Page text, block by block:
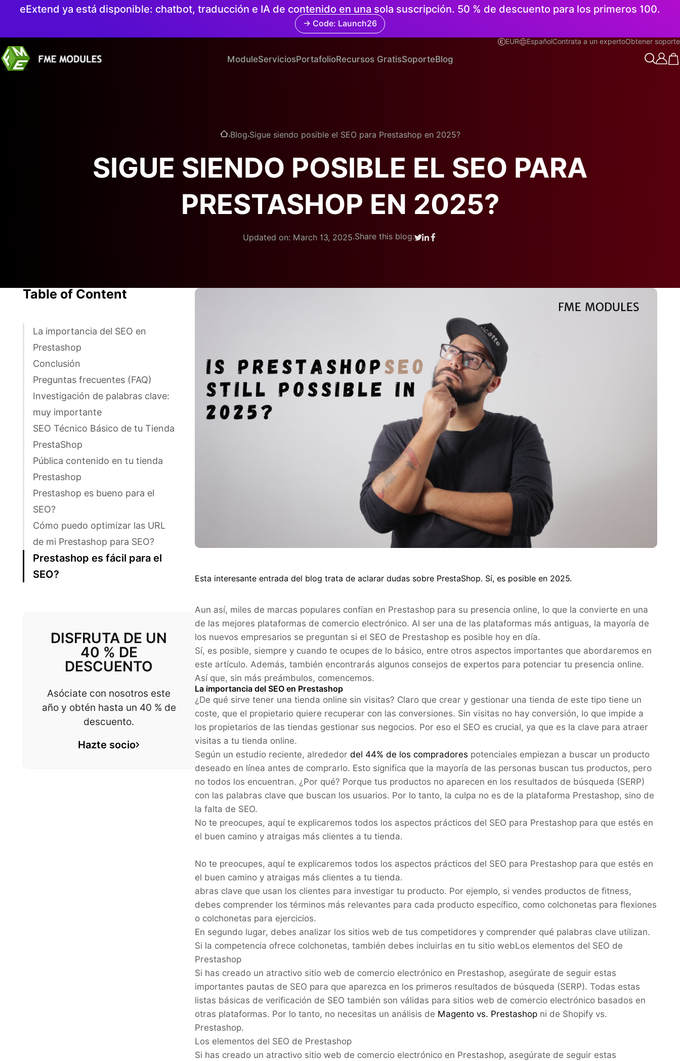
eExtend ya está disponible: chatbot, traducción e IA de contenido en una sola suscripción. 50 % de descuento para los primeros 100.
→ Code: Launch26
EUR Español
Español Contrata a un expertoObtener soporte
ModuleServiciosPortafolioRecursos GratisSoporteBlog
.Blog.Sigue siendo posible el SEO para Prestashop en 2025?
SIGUE SIENDO POSIBLE EL SEO PARA
PRESTASHOP EN 2025?
Updated on: March 13, 2025.Share this blog:
Table of Content
La importancia del SEO en
Prestashop
Conclusión
Preguntas frecuentes (FAQ)
Investigación de palabras clave:
muy importante
SEO Técnico Básico de tu Tienda
PrestaShop
Pública contenido en tu tienda
Prestashop
Prestashop es bueno para el
SEO?
Cómo puedo optimizar las URL
de mi Prestashop para SEO?
Prestashop es fácil para el
SEO?
DISFRUTA DE UN
40 % DE
DESCUENTO
Asóciate con nosotros este
año y obtén hasta un 40 % de
descuento.
Hazte socio
Esta interesante entrada del blog trata de aclarar dudas sobre PrestaShop. Sí, es posible en 2025.
Aun así, miles de marcas populares confían en Prestashop para su presencia online, lo que la convierte en una
de las mejores plataformas de comercio electrónico. Al ser una de las plataformas más antiguas, la mayoría de
los nuevos empresarios se preguntan si el SEO de Prestashop es posible hoy en día.
Sí, es posible, siempre y cuando te ocupes de lo básico, entre otros aspectos importantes que abordaremos en
este artículo. Además, también encontrarás algunos consejos de expertos para potenciar tu presencia online.
Así que, sin más preámbulos, comencemos.
La importancia del SEO en Prestashop
¿De qué sirve tener una tienda online sin visitas? Claro que crear y gestionar una tienda de este tipo tiene un
coste, que el propietario quiere recuperar con las conversiones. Sin visitas no hay conversión, lo que impide a
los propietarios de las tiendas gestionar sus negocios. Por eso el SEO es crucial, ya que es la clave para atraer
visitas a tu tienda online.
Según un estudio reciente, alrededor del 44% de los compradores potenciales empiezan a buscar un producto
deseado en línea antes de comprarlo. Esto significa que la mayoría de las personas buscan tus productos, pero
no todos los encuentran. ¿Por qué? Porque tus productos no aparecen en los resultados de búsqueda (SERP)
con las palabras clave que buscan los usuarios. Por lo tanto, la culpa no es de la plataforma Prestashop, sino de
la falta de SEO.
No te preocupes, aquí te explicaremos todos los aspectos prácticos del SEO para Prestashop para que estés en
el buen camino y atraigas más clientes a tu tienda.
No te preocupes, aquí te explicaremos todos los aspectos prácticos del SEO para Prestashop para que estés en
el buen camino y atraigas más clientes a tu tienda.
abras clave que usan los clientes para investigar tu producto. Por ejemplo, si vendes productos de fitness,
debes comprender los términos más relevantes para cada producto específico, como colchonetas para flexiones
o colchonetas para ejercicios.
En segundo lugar, debes analizar los sitios web de tus competidores y comprender qué palabras clave utilizan.
Si la competencia ofrece colchonetas, también debes incluirlas en tu sitio webLos elementos del SEO de
Prestashop
Si has creado un atractivo sitio web de comercio electrónico en Prestashop, asegúrate de seguir estas
importantes pautas de SEO para que aparezca en los primeros resultados de búsqueda (SERP). Todas estas
listas básicas de verificación de SEO también son válidas para sitios web de comercio electrónico basados ​​en
otras plataformas. Por lo tanto, no necesitas un análisis de Magento vs. Prestashop ni de Shopify vs.
Prestashop.
Los elementos del SEO de Prestashop
Si has creado un atractivo sitio web de comercio electrónico en Prestashop, asegúrate de seguir estas